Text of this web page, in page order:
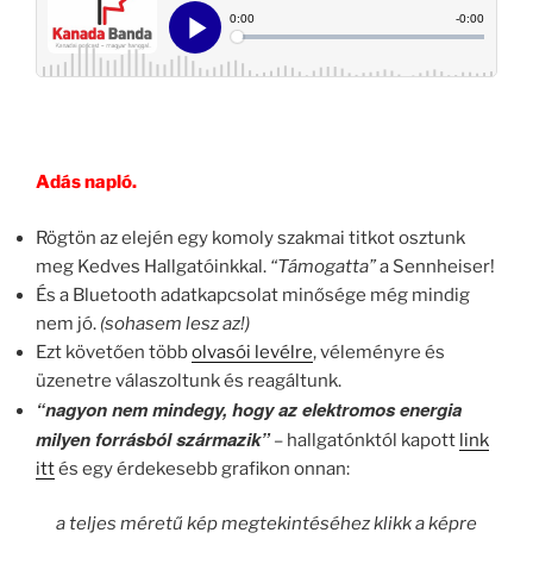
Adás napló.
Rögtön az elején egy komoly szakmai titkot osztunk
meg Kedves Hallgatóinkkal. “Támogatta”a Sennheiser!
És a Bluetooth adatkapcsolat minősége még mindig
nem jó. (sohasem lesz az!)
Ezt követően többolvasói levélre, véleményre és
üzenetre válaszoltunk és reagáltunk.
“nagyon nem mindegy, hogy az elektromos energia
milyen forrásból származik”– hallgatónktól kapott link
ittés egy érdekesebb grafikon onnan:
a teljes méretű kép megtekintéséhez klikk a képre